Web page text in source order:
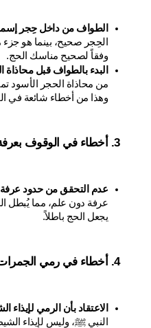
الطواف من داخل حِجر إسماعيل
وفقاً لصحيح مناسك الحج.
البدء بالطواف قبل محاذاة
وهذا من أخطاء شائعة في الحج
أخطاء في الوقوف بعرفة
عدم التحقق من حدود عرفة
يجعل الحج باطلاً.
أخطاء في رمي الجمرات
الاعتقاد بأن الرمي لإيذاء